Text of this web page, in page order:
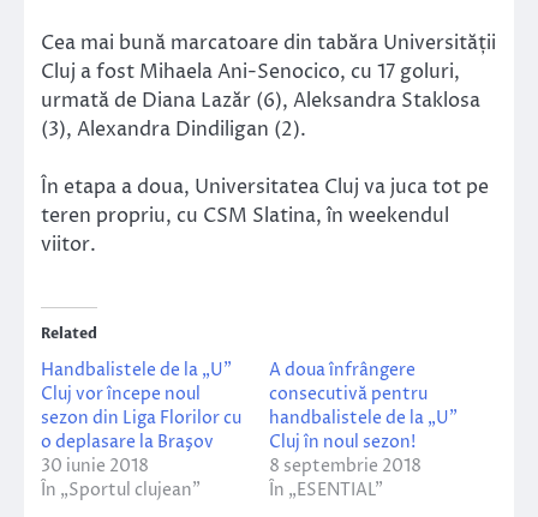
Cea mai bună marcatoare din tabăra Universității
Cluj a fost Mihaela Ani-Senocico, cu 17 goluri,
urmată de Diana Lazăr (6), Aleksandra Staklosa
(3), Alexandra Dindiligan (2).
În etapa a doua, Universitatea Cluj va juca tot pe
teren propriu, cu CSM Slatina, în weekendul
viitor.
Related
Handbalistele de la „U”
Cluj vor începe noul
sezon din Liga Florilor cu
o deplasare la Braşov
30 iunie 2018
În „Sportul clujean”
A doua înfrângere
consecutivă pentru
handbalistele de la „U”
Cluj în noul sezon!
8 septembrie 2018
În „ESENTIAL”